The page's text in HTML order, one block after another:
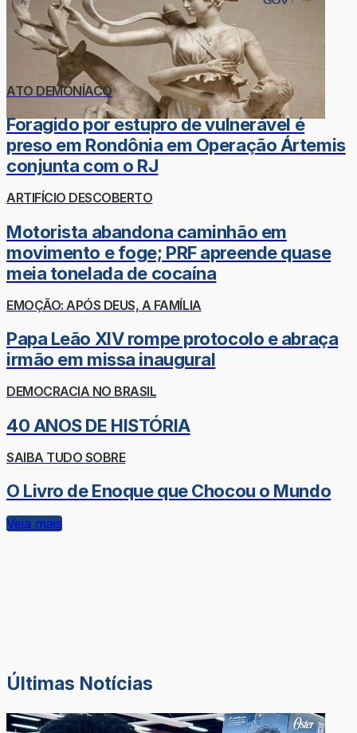
ATO DEMONÍACO
Foragido por estupro de vulnerável é
preso em Rondônia em Operação Ártemis
conjunta com o RJ
ARTIFÍCIO DESCOBERTO
Motorista abandona caminhão em
movimento e foge; PRF apreende quase
meia tonelada de cocaína
EMOÇÃO: APÓS DEUS, A FAMÍLIA
Papa Leão XIV rompe protocolo e abraça
irmão em missa inaugural
DEMOCRACIA NO BRASIL
40 ANOS DE HISTÓRIA
SAIBA TUDO SOBRE
O Livro de Enoque que Chocou o Mundo
Veja mais
Últimas Notícias